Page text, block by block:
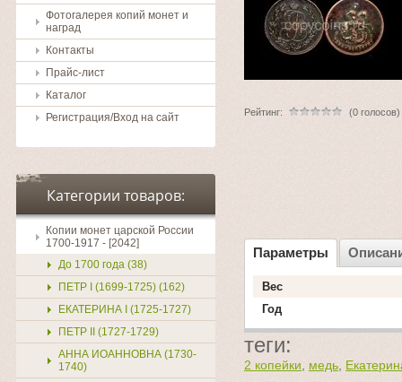
Фотогалерея копий монет и
наград
Контакты
Прайс-лист
Каталог
Регистрация/Вход на сайт
Категории товаров:
Копии монет царской России
1700-1917 - [2042]
До 1700 года (38)
ПЕТР I (1699-1725) (162)
ЕКАТЕРИНА I (1725-1727)
ПЕТР II (1727-1729)
АННА ИОАННОВНА (1730-
1740)
Рейтинг: (0 голосов)
Параметры
Вес
Год
теги:
2 копейки медь